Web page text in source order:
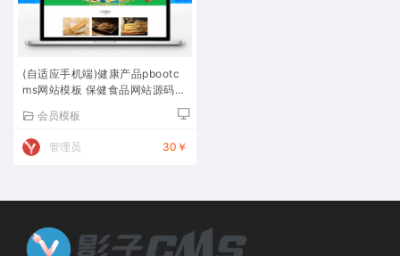
(自适应手机端)健康产品pbootc
ms网站模板 保健食品网站源码下
会员模板
管理员 30￥